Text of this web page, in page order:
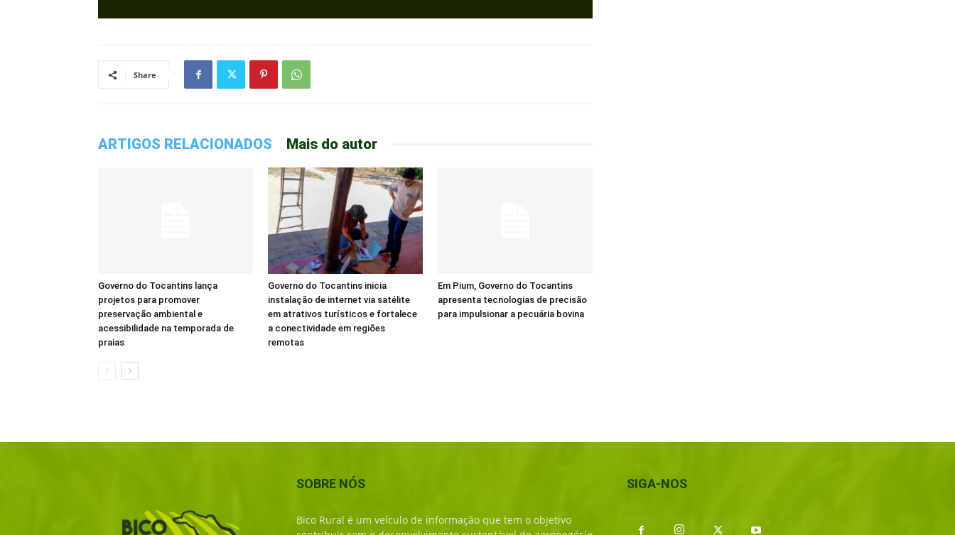
Share
ARTIGOS RELACIONADOS Mais do autor
Governo do Tocantins lança
projetos para promover
preservação ambiental e
acessibilidade na temporada de
praias
Governo do Tocantins inicia
instalação de internet via satélite
em atrativos turísticos e fortalece
a conectividade em regiões
remotas
Em Pium, Governo do Tocantins
apresenta tecnologias de precisão
para impulsionar a pecuária bovina
SOBRE NÓS
Bico Rural é um veículo de informação que tem o objetivo
SIGA-NOS